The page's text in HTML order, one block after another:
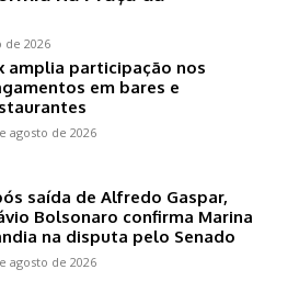
de 2026
amplia participação nos
em bares e
agosto de 2026
saída de Alfredo Gaspar,
Bolsonaro confirma Marina
na disputa pelo Senado
agosto de 2026